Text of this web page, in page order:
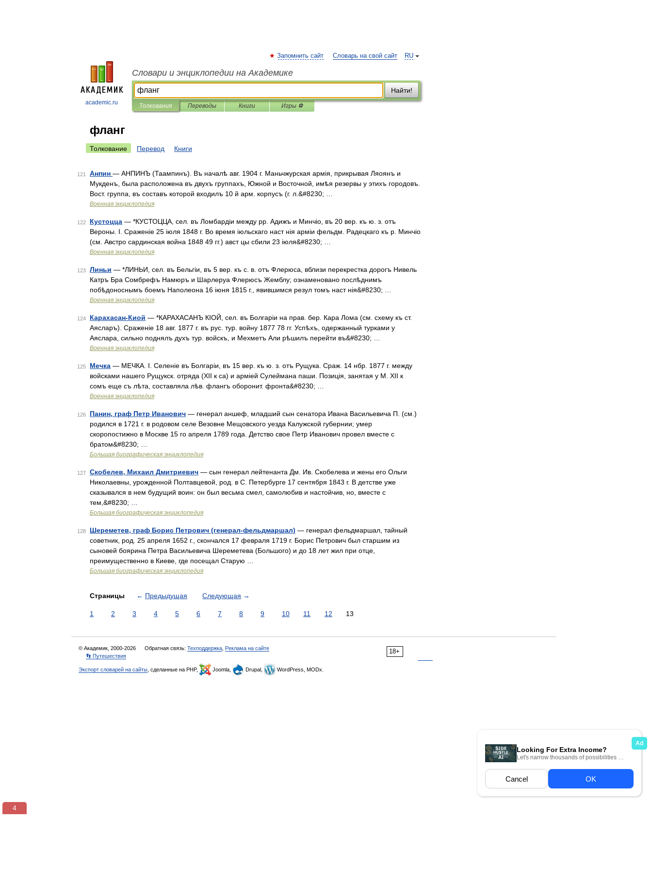
academic.ru
RU
Запомнить сайт Словарь на свой сайт
Словари и энциклопедии на Академике
Найти!
Толкования Переводы Книги Игры ⚽
фланг
Толкование Перевод Книги
121 Анпин — АНПИНЪ (Таампинъ). Въ началѣ авг. 1904 г. Маньчжурская армія, прикрывая Ляоянъ и
Мукденъ, была расположена въ двухъ группахъ, Южной и Восточной, имѣя резервы у этихъ городовъ.
Вост. группа, въ составъ которой входилъ 10 й арм. корпусъ (г. л.&#8230; …
Военная энциклопедия
122 Кустоцца — *КУСТОЦЦА, сел. въ Ломбардіи между рр. Адижъ и Минчіо, въ 20 вер. къ ю. з. отъ
Вероны. I. Сраженіе 25 іюля 1848 г. Во время іюльскаго наст нія арміи фельдм. Радецкаго къ р. Минчіо
(см. Австро сардинская война 1848 49 гг.) авст цы сбили 23 іюля&#8230; …
Военная энциклопедия
123 Линьи — *ЛИНЬИ, сел. въ Бельгіи, въ 5 вер. къ с. в. отъ Флерюса, вблизи перекрестка дорогъ Нивель
Катръ Бра Сомбрефъ Намюръ и Шарлеруа Флерюсъ Жемблу; ознаменовано послѣднимъ
побѣдоноснымъ боемъ Наполеона 16 іюня 1815 г., явившимся резул томъ наст нія&#8230; …
Военная энциклопедия
124 Карахасан-Киой — *КАРАХАСАНЪ КІОЙ, сел. въ Болгаріи на прав. бер. Кара Лома (см. схему къ ст.
Аясларъ). Сраженіе 18 авг. 1877 г. въ рус. тур. войну 1877 78 гг. Успѣхъ, одержанный турками у
Аяслара, сильно поднялъ духъ тур. войскъ, и Мехметъ Али рѣшилъ перейти въ&#8230; …
Военная энциклопедия
125 Мечка — МЕЧКА. I. Селеніе въ Болгаріи, въ 15 вер. къ ю. з. отъ Рущука. Сраж. 14 нбр. 1877 г. между
войсками нашего Рущукск. отряда (XII к са) и арміей Сулеймана паши. Позиція, занятая у М. XII к
сомъ еще съ лѣта, составляла лѣв. флангъ оборонит. фронта&#8230; …
Военная энциклопедия
126 Панин, граф Петр Иванович — генерал аншеф, младший сын сенатора Ивана Васильевича П. (см.)
родился в 1721 г. в родовом селе Везовне Мещовского уезда Калужской губернии; умер
скоропостижно в Москве 15 го апреля 1789 года. Детство свое Петр Иванович провел вместе с
братом&#8230; …
Большая биографическая энциклопедия
127 Скобелев, Михаил Дмитриевич — сын генерал лейтенанта Дм. Ив. Скобелева и жены его Ольги
Николаевны, урожденной Полтавцевой, род. в С. Петербурге 17 сентября 1843 г. В детстве уже
сказывался в нем будущий воин: он был весьма смел, самолюбив и настойчив, но, вместе с
тем,&#8230; …
Большая биографическая энциклопедия
128 Шереметев, граф Борис Петрович (генерал-фельдмаршал) — генерал фельдмаршал, тайный
советник, род. 25 апреля 1652 г., скончался 17 февраля 1719 г. Борис Петрович был старшим из
сыновей боярина Петра Васильевича Шереметева (Большого) и до 18 лет жил при отце,
преимущественно в Киеве, где посещал Старую …
Большая биографическая энциклопедия
Страницы ← Предыдущая Следующая →
1 2 3 4 5 6 7 8 9 10 11 12 13
18+
© Академик, 2000-2026 Обратная связь: Техподдержка Реклама на сайте
👣 Путешествия
Экспорт словарей на сайты , сделанные на PHP, Joomla, Drupal, WordPress, MODx.
3